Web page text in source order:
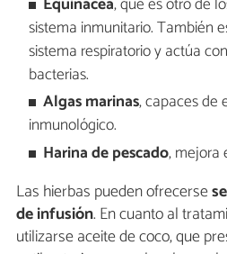
sistema inmunitario. También
sistema respiratorio y actúa
bacterias.
Algas marinas, capaces de
inmunológico.
Harina de pescado, mejora
Las hierbas pueden ofrecerse
de infusión. En cuanto al
utilizarse aceite de coco, que